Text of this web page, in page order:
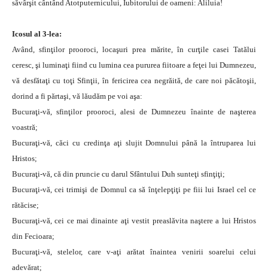
săvârşit cântând Atotputernicului, Iubitorului de oameni: Aliluia!
Icosul al 3-lea:
Având, sfinţilor prooroci, locaşuri prea mărite, în curţile casei Tatălui
ceresc, şi luminaţi fiind cu lumina cea pururea fiitoare a feţei lui Dumnezeu,
vă desfătaţi cu toţi Sfinţii, în fericirea cea negrăită, de care noi păcătoşii,
dorind a fi părtaşi, vă lăudăm pe voi aşa:
Bucuraţi-vă, sfinţilor prooroci, alesi de Dumnezeu înainte de naşterea
voastră;
Bucuraţi-vă, căci cu credinţa aţi slujit Domnului până la întruparea lui
Hristos;
Bucuraţi-vă, că din pruncie cu darul Sfântului Duh sunteţi sfinţiţi;
Bucuraţi-vă, cei trimişi de Domnul ca să înţelepţiţi pe fiii lui Israel cel ce
rătăcise;
Bucuraţi-vă, cei ce mai dinainte aţi vestit preaslăvita naştere a lui Hristos
din Fecioara;
Bucuraţi-vă, stelelor, care v-aţi arătat înaintea venirii soarelui celui
adevărat;